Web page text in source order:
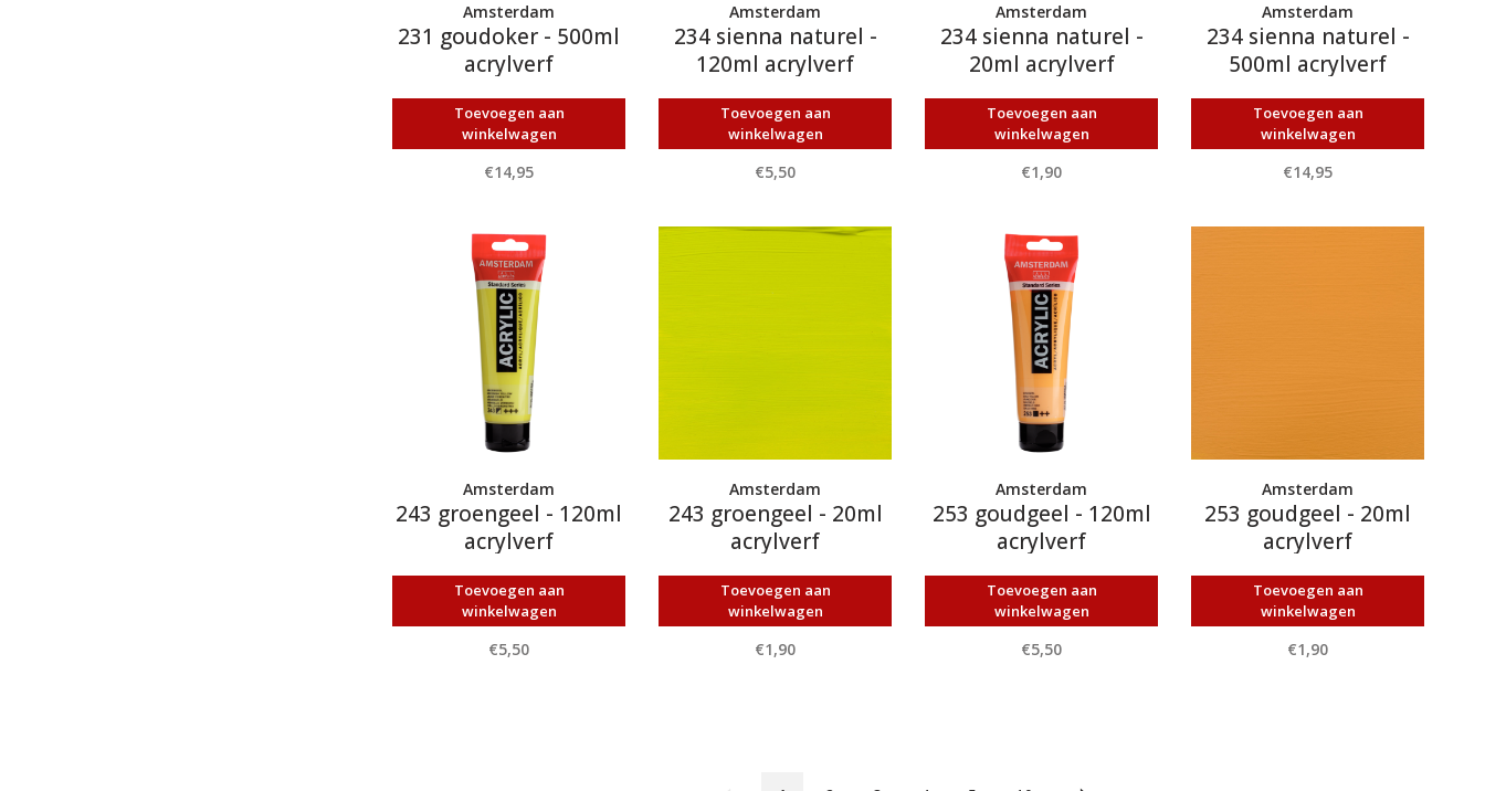
Amsterdam
231 goudoker - 500ml
acrylverf
Toevoegen aan
winkelwagen
€14,95
Amsterdam
234 sienna naturel -
120ml acrylverf
Toevoegen aan
winkelwagen
€5,50
Amsterdam
234 sienna naturel -
20ml acrylverf
Toevoegen aan
winkelwagen
€1,90
Amsterdam
234 sienna naturel -
500ml acrylverf
Toevoegen aan
winkelwagen
€14,95
Amsterdam
243 groengeel - 120ml
acrylverf
Toevoegen aan
winkelwagen
€5,50
Amsterdam
243 groengeel - 20ml
acrylverf
Toevoegen aan
winkelwagen
€1,90
Amsterdam
253 goudgeel - 120ml
acrylverf
Toevoegen aan
winkelwagen
€5,50
Amsterdam
253 goudgeel - 20ml
acrylverf
Toevoegen aan
winkelwagen
€1,90